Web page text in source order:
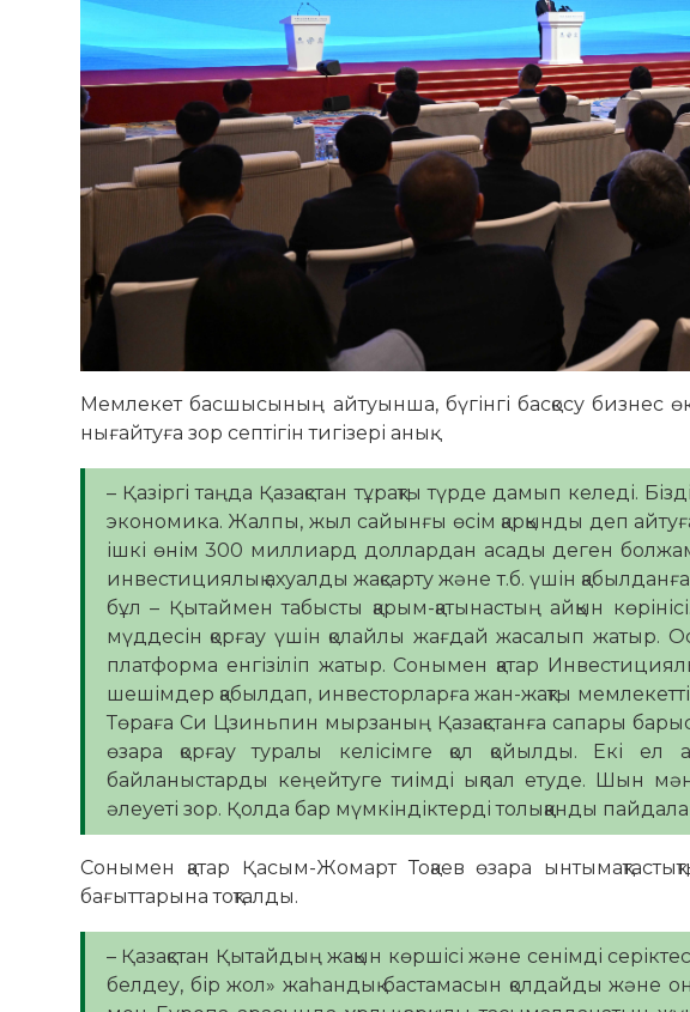
Мемлекет басшысының айтуынша, бүгінгі басқосу бизнес
нығайтуға зор септігін тигізері анық.
– Қазіргі таңда Қазақстан тұрақты түрде дамып келеді.
экономика. Жалпы, жыл сайынғы өсім қарқынды деп
ішкі өнім 300 миллиард доллардан асады деген
инвестициялық ахуалды жақсарту және т.б. үшін
бұл – Қытаймен табысты қарым-қатынастың айқын
мүддесін қорғау үшін қолайлы жағдай жасалып жатыр.
платформа енгізіліп жатыр. Сонымен қатар
шешімдер қабылдап, инвесторларға жан-жақты
Төраға Си Цзиньпин мырзаның Қазақстанға сапары
өзара қорғау туралы келісімге қол қойылды. Екі
байланыстарды кеңейтуге тиімді ықпал етуде. Шын
әлеуеті зор. Қолда бар мүмкіндіктерді толыққанды
Сонымен қатар Қасым-Жомарт Тоқаев өзара
бағыттарына тоқталды.
– Қазақстан Қытайдың жақын көршісі және сенімді
белдеу, бір жол» жаһандық бастамасын қолдайды және